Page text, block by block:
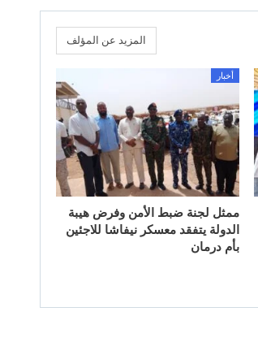
المزيد عن المؤلف
أخبار
ممثل لجنة ضبط الأمن وفرض هيبة
الدولة يتفقد معسكر نيفاشا للاجئين
بأم درمان